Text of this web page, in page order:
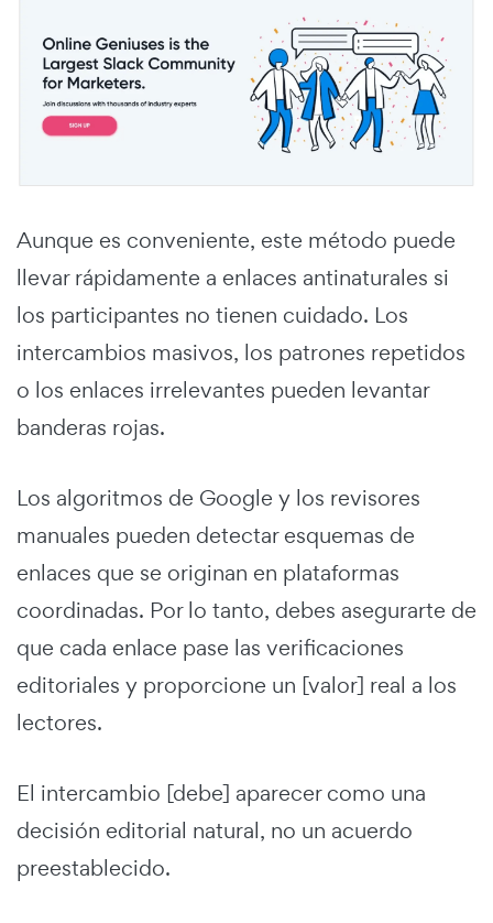
Aunque es conveniente, este método puede
llevar rápidamente a enlaces antinaturales si
los participantes no tienen cuidado. Los
intercambios masivos, los patrones repetidos
o los enlaces irrelevantes pueden levantar
banderas rojas.
Los algoritmos de Google y los revisores
manuales pueden detectar esquemas de
enlaces que se originan en plataformas
coordinadas. Por lo tanto, debes asegurarte de
que cada enlace pase las verificaciones
editoriales y proporcione un [valor] real a los
lectores.
El intercambio [debe] aparecer como una
decisión editorial natural, no un acuerdo
preestablecido.